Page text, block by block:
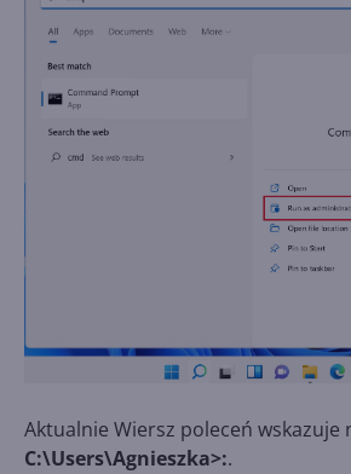
Aktualnie Wiersz poleceń wskazuje
C:\Users\Agnieszka>:.